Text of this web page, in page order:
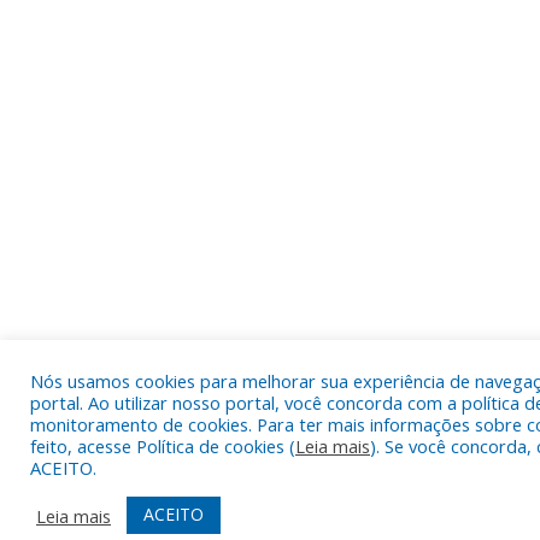
Nós usamos cookies para melhorar sua experiência de
portal. Ao utilizar nosso portal, você concorda com a política
monitoramento de cookies. Para ter mais informações sobre
feito, acesse Política de cookies (Leia mais). Se você concorda,
ACEITO.
Leia mais
ACEITO